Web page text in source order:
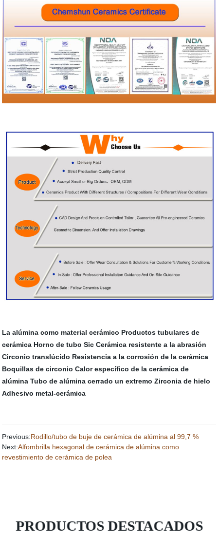
La alúmina como material cerámico Productos tubulares de
cerámica Horno de tubo Sic Cerámica resistente a la abrasión
Circonio translúcido Resistencia a la corrosión de la cerámica
Boquillas de circonio Calor específico de la cerámica de
alúmina Tubo de alúmina cerrado un extremo Zirconia de hielo
Adhesivo metal-cerámica
Previous:Rodillo/tubo de buje de cerámica de alúmina al 99,7 %
Next:Alfombrilla hexagonal de cerámica de alúmina como
revestimiento de cerámica de polea
PRODUCTOS DESTACADOS